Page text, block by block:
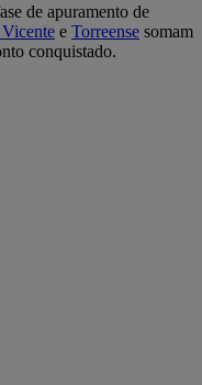
de apuramento de
e Torreense somam
conquistado.